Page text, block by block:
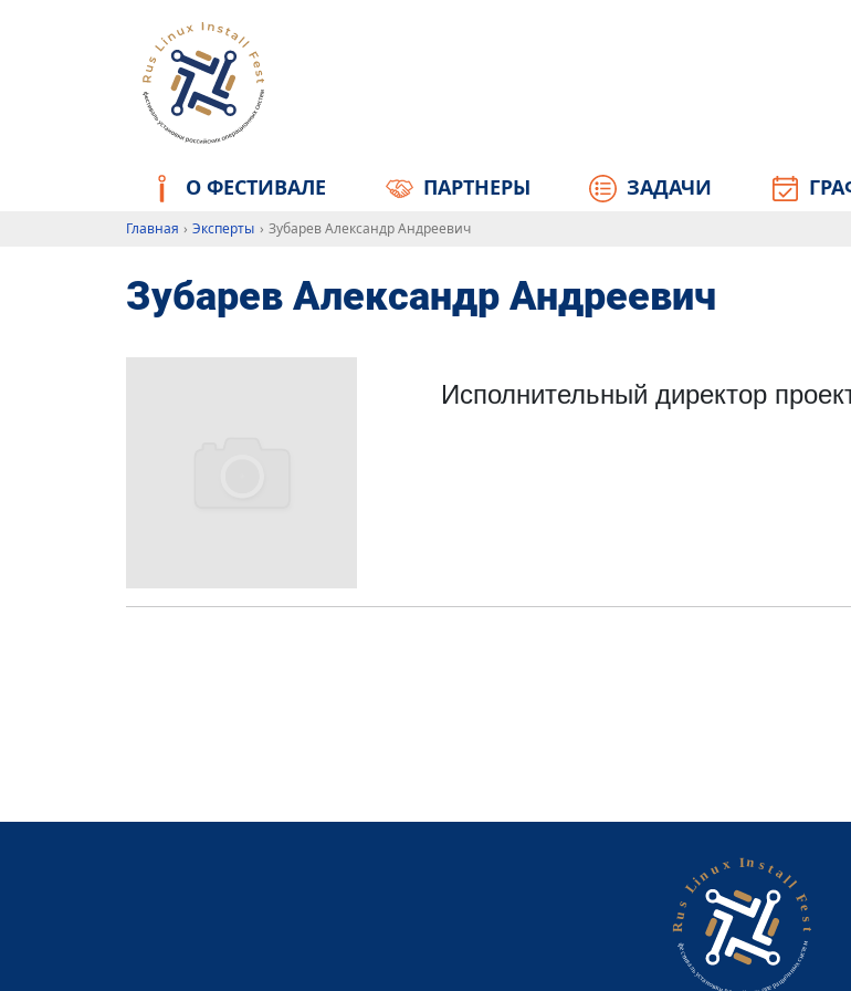
О ФЕСТИВАЛЕ ПАРТНЕРЫ ЗАДАЧИ
Главная Эксперты Зубарев Александр Андреевич
Зубарев Александр Андреевич
Исполнительный директор